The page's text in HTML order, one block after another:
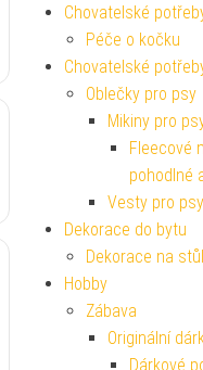
Chovatelské
Péče o kočku
Chovatelské
Oblečky pro psy
Mikiny pro
Fleecové
pohodlné
Vesty pro psy
Dekorace do bytu
Dekorace na stůl
Hobby
Zábava
Originální
Dárkové